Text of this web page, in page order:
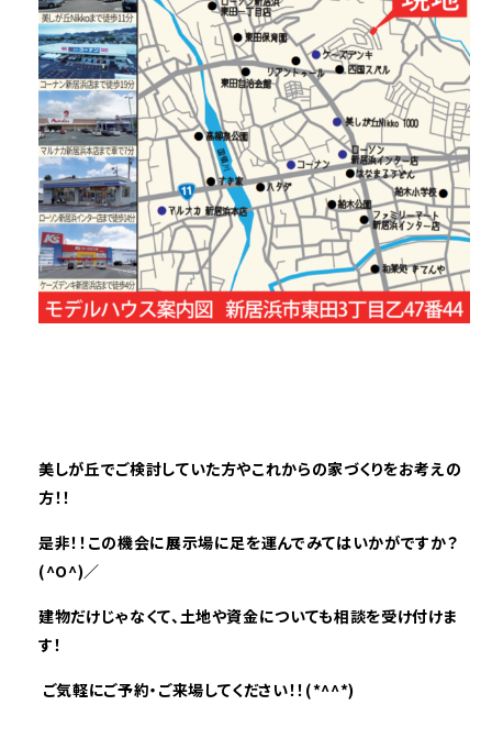
美しが丘でご検討していた方やこれからの家づくりをお考えの
方！！
是非！！この機会に展示場に足を運んでみてはいかがですか？
(^O^)／
建物だけじゃなくて、土地や資金についても相談を受け付けま
す！
ご気軽にご予約・ご来場してください！！(*^^*)